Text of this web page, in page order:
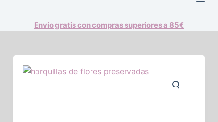
Envío gratis con compras superiores a 85€